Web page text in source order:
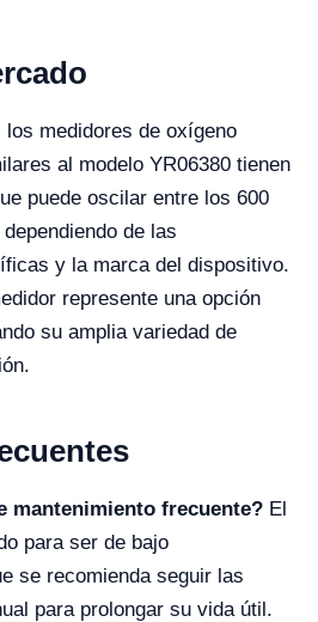
medidores de oxígeno
al modelo YR06380 tienen
puede oscilar entre los 600
de las
y la marca del dispositivo.
represente una opción
su amplia variedad de
mantenimiento frecuente? El
para ser de bajo
se recomienda seguir las
para prolongar su vida útil.